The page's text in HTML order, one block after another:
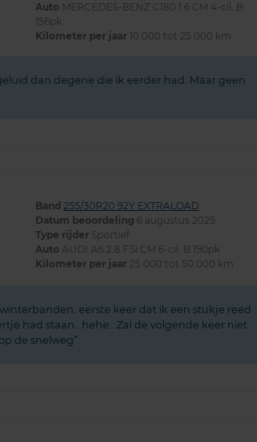
Auto MERCEDES-BENZ C180 1.6 CM 4-cil. B
156pk
Kilometer per jaar10.000 tot 25.000 km
dan degene die ik eerder had. Maar geen
Band 255/30R20 92Y EXTRALOAD
Datum beoordeling 6 augustus 2025
Type rijderSportief
Auto AUDI A6 2.8 FSi CM 6-cil. B 190pk
Kilometer per jaar25.000 tot 50.000 km
eerste keer dat ik een stukje reed
had staan.. hehe.. Zal de volgende keer niet
de snelweg